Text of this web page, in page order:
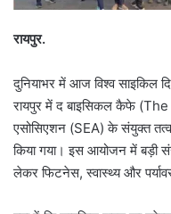
रायपुर.
दुनियाभर में आज विश्व साइकिल
रायपुर में द बाइसिकल कैफे
एसोसिएशन (SEA) के संयुक्त
किया गया। इस आयोजन में बड़ी
लेकर फिटनेस, स्वास्थ्य और